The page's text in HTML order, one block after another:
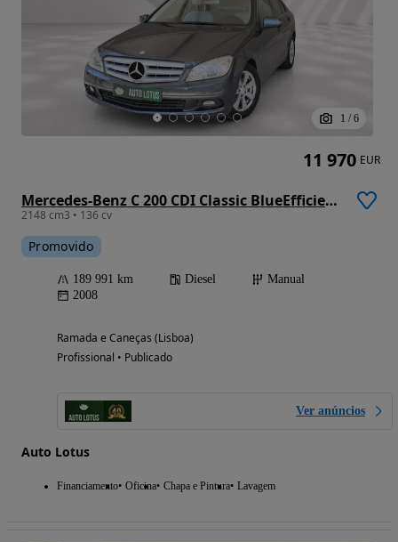
1 / 6
Mercedes-Benz C 200 CDI Classic BlueEfficiency
2148 cm3 • 136 cv
Promovido
189 991 km Diesel
Manual
2008
Ramada e Caneças (Lisboa)
Profissional • Publicado
Ver anúncios
Auto Lotus
Financiamento Oficina Chapa e Pintura Lavagem
11 970 EUR